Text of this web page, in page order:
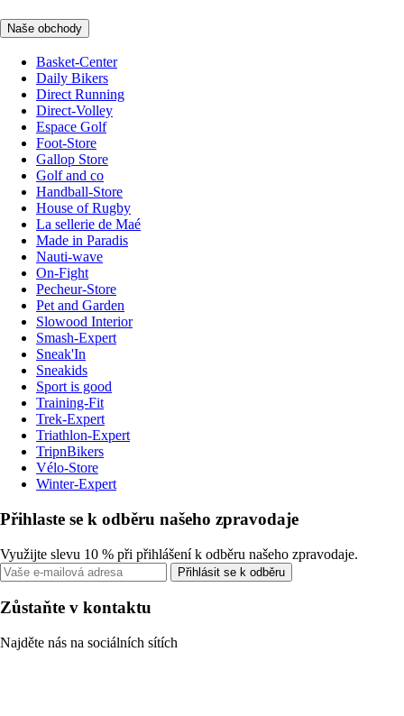
Naše obchody
Basket-Center
Daily Bikers
Direct Running
Direct-Volley
Espace Golf
Foot-Store
Gallop Store
Golf and co
Handball-Store
House of Rugby
La sellerie de Maé
Made in Paradis
Nauti-wave
On-Fight
Pecheur-Store
Pet and Garden
Slowood Interior
Smash-Expert
Sneak'In
Sneakids
Sport is good
Training-Fit
Trek-Expert
Triathlon-Expert
TripnBikers
Vélo-Store
Winter-Expert
Přihlaste se k odběru našeho zpravodaje
Využijte slevu 10 % při přihlášení k odběru našeho zpravodaje.
Přihlásit se k odběru
Zůstaňte v kontaktu
Najděte nás na sociálních sítích